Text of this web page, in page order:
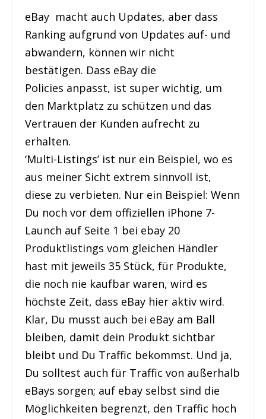
eBay macht auch Updates, aber dass
Ranking aufgrund von Updates auf- und
abwandern, können wir nicht
bestätigen. Dass eBay die
Policies anpasst, ist super wichtig, um
den Marktplatz zu schützen und das
Vertrauen der Kunden aufrecht zu
erhalten.
‘Multi-Listings’ ist nur ein Beispiel, wo es
aus meiner Sicht extrem sinnvoll ist,
diese zu verbieten. Nur ein Beispiel:Wenn
Du noch vor dem offiziellen iPhone 7-
Launch auf Seite 1 bei ebay 20
Produktlistings vom gleichen Händler
hast mit jeweils 35 Stück, für Produkte,
die noch nie kaufbar waren, wird es
höchste Zeit, dass eBay hier aktiv wird.
Klar, Du musst auch bei eBay am Ball
bleiben, damit dein Produkt sichtbar
bleibt und Du Traffic bekommst. Und ja,
Du solltest auch für Traffic von außerhalb
eBays sorgen; auf ebay selbst sind die
Möglichkeiten begrenzt, den Traffic hoch